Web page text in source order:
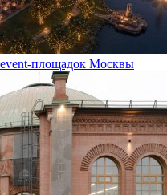
площадок Москвы